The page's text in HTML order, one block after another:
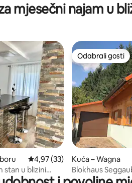
mjesečni najam u
Prosječna ocjena: 4,97/5,
4,97 (33)
stan u blizini
Odabrali gosti
Odabrali gosti
Kuća – Wagna
Blokhaus